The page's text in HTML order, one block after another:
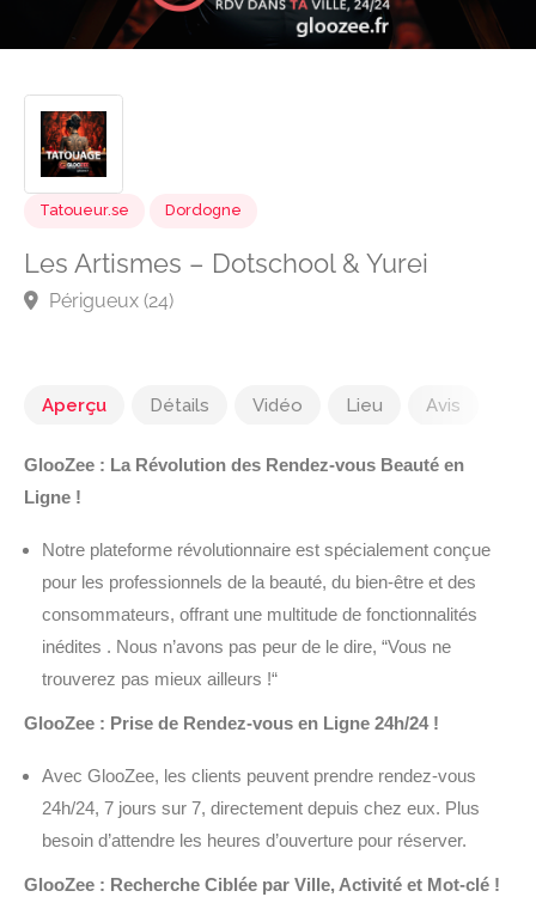
Tatoueur.se Dordogne
Aperçu Détails Vidéo Lieu Avis
GlooZee : La Révolution des Rendez-vous Beauté en
Ligne !
Notre plateforme révolutionnaire est spécialement conçue
pour les professionnels de la beauté, du bien-être et des
consommateurs, offrant une multitude de fonctionnalités
inédites . Nous n’avons pas peur de le dire, “Vous ne
trouverez pas mieux ailleurs !“
GlooZee : Prise de Rendez-vous en Ligne 24h/24 !
Avec GlooZee, les clients peuvent prendre rendez-vous
24h/24, 7 jours sur 7, directement depuis chez eux. Plus
besoin d’attendre les heures d’ouverture pour réserver.
GlooZee : Recherche Ciblée par Ville, Activité et Mot-clé !